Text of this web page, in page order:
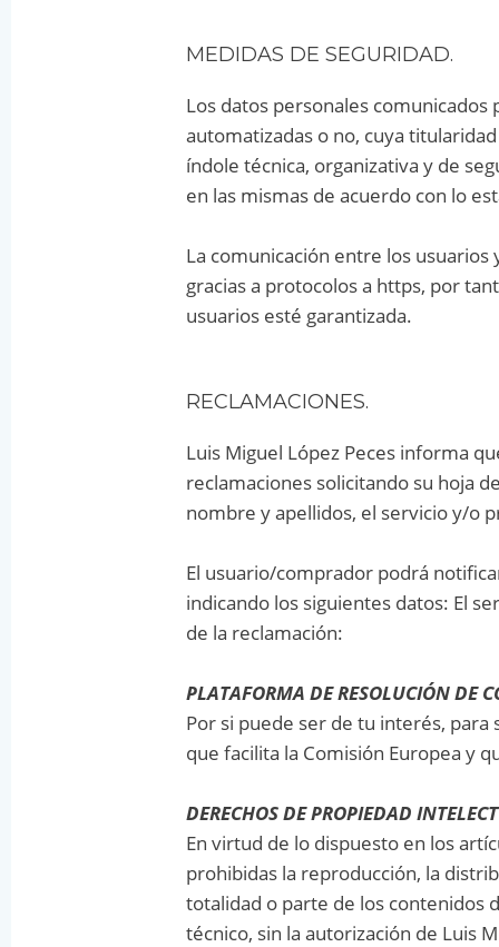
MEDIDAS DE SEGURIDAD.
Los datos personales
automatizadas o no, cuya
índole técnica, organizativa y de
en las mismas de acuerdo con lo
La comunicación entre los
gracias a protocolos a https, por
usuarios esté garantizada.
RECLAMACIONES.
Luis Miguel López Peces informa
reclamaciones solicitando su hoja
nombre y apellidos, el servicio y/o
El usuario/comprador podrá
indicando los siguientes datos: El
de la reclamación:
PLATAFORMA DE RESOLUCIÓN DE
Por si puede ser de tu interés,
que facilita la Comisión Europea y
DERECHOS DE PROPIEDAD
En virtud de lo dispuesto en los
prohibidas la reproducción, la
totalidad o parte de los contenidos
técnico, sin la autorización de Luis